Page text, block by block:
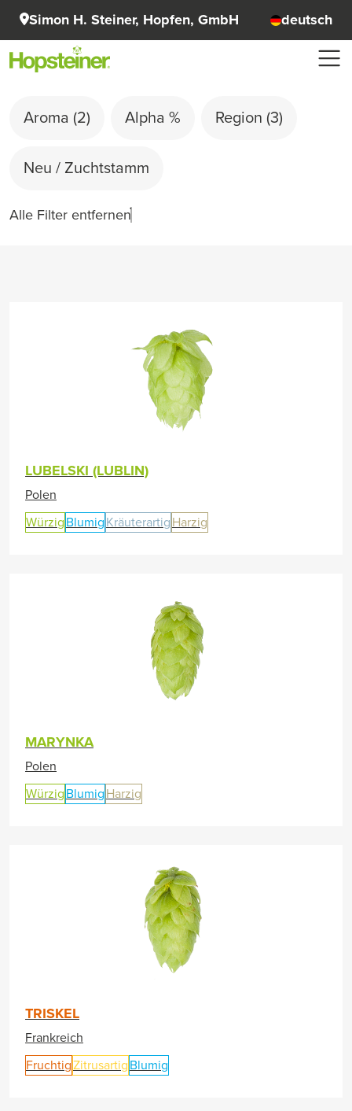
Simon H. Steiner, Hopfen, GmbH deutsch
Aroma (2) Alpha % Region (3)
Neu / Zuchtstamm
Alle Filter entfernen
LUBELSKI (LUBLIN)
Polen
Würzig Blumig Kräuterartig Harzig
MARYNKA
Polen
Würzig Blumig Harzig
TRISKEL
Frankreich
FruchtigZitrusartig Blumig